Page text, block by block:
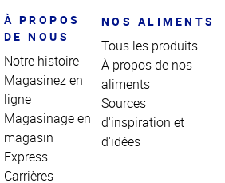
À PROPOS
DE NOUS
Notre histoire
Magasinez en
ligne
Magasinage en
magasin
Express
Carrières
NOS ALIMENTS
Tous les produits
À propos de nos
aliments
Sources
d'inspiration et
d'idées